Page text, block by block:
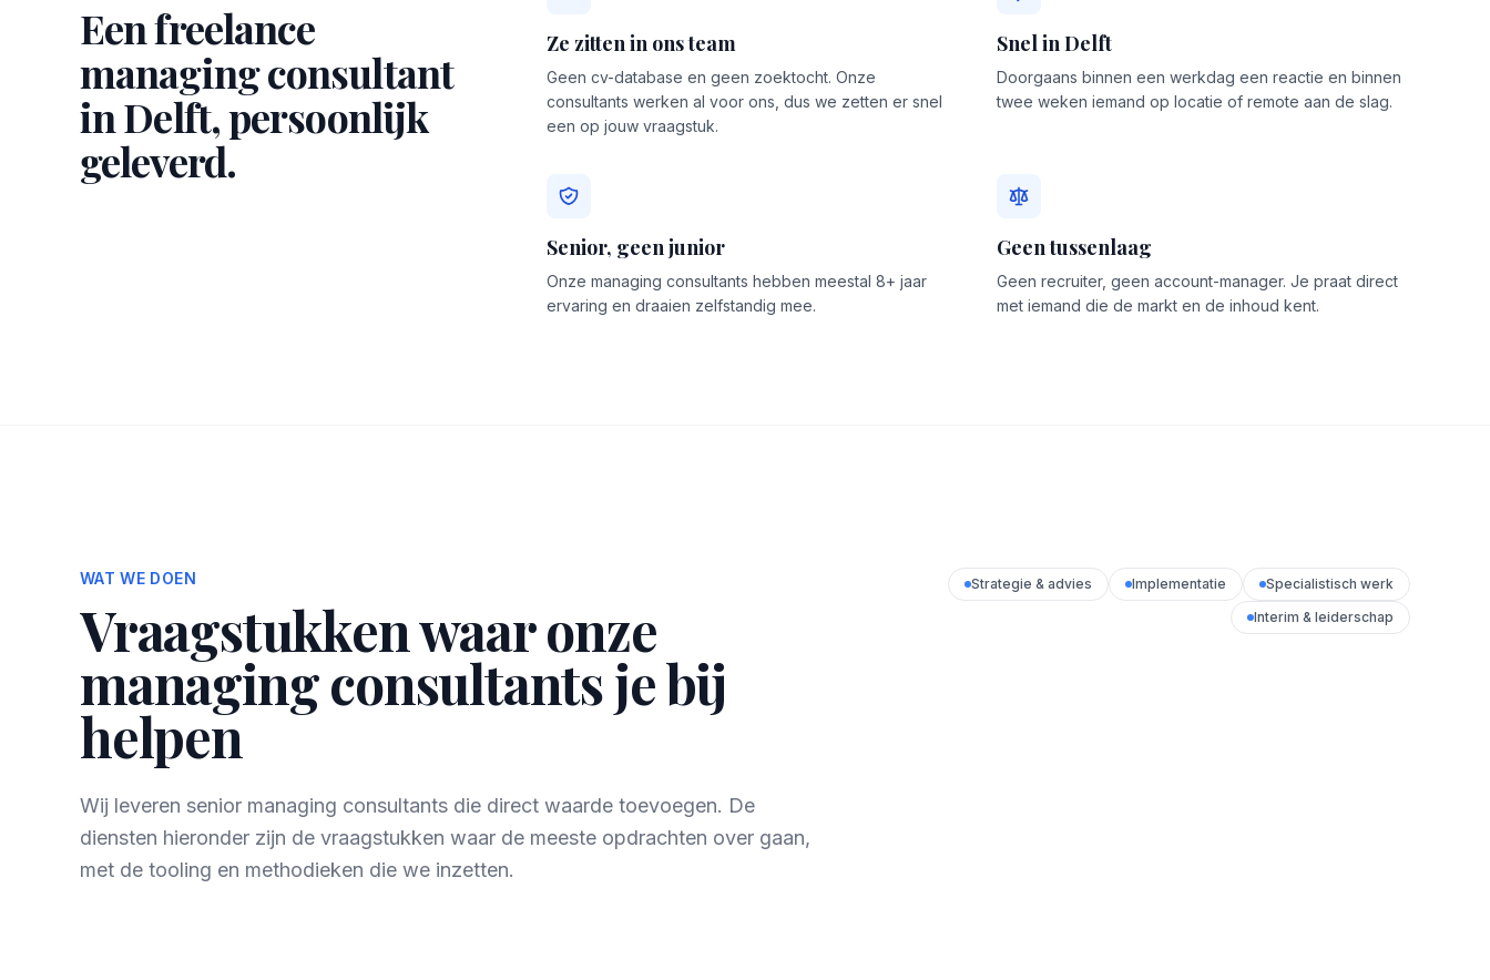
Een freelance
managing consultant
in Delft, persoonlijk
geleverd.
Ze zitten in ons team
Geen cv-database en geen zoektocht. Onze
consultants werken al voor ons, dus we zetten er snel
een op jouw vraagstuk.
Snel in Delft
Doorgaans binnen een werkdag een reactie en binnen
twee weken iemand op locatie of remote aan de slag.
Senior, geen junior
Onze managing consultants hebben meestal 8+ jaar
ervaring en draaien zelfstandig mee.
Geen tussenlaag
Geen recruiter, geen account-manager. Je praat direct
met iemand die de markt en de inhoud kent.
WAT WE DOEN
Vraagstukken waar onze
managing consultants je bij
helpen
Wij leveren senior managing consultants die direct waarde toevoegen. De
diensten hieronder zijn de vraagstukken waar de meeste opdrachten over gaan,
met de tooling en methodieken die we inzetten.
Strategie & advies Implementatie
Specialistisch werk
Interim & leiderschap